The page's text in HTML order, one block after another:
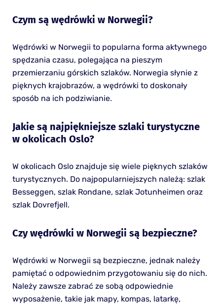
Czym są wędrówki w Norwegii?
Wędrówki w Norwegii to popularna forma aktywnego
spędzania czasu, polegająca na pieszym
przemierzaniu górskich szlaków. Norwegia słynie z
pięknych krajobrazów, a wędrówki to doskonały
sposób na ich podziwianie.
Jakie są najpiękniejsze szlaki turystyczne
w okolicach Oslo?
W okolicach Oslo znajduje się wiele pięknych szlaków
turystycznych. Do najpopularniejszych należą: szlak
Besseggen, szlak Rondane, szlak Jotunheimen oraz
szlak Dovrefjell.
Czy wędrówki w Norwegii są bezpieczne?
Wędrówki w Norwegii są bezpieczne, jednak należy
pamiętać o odpowiednim przygotowaniu się do nich.
Należy zawsze zabrać ze sobą odpowiednie
wyposażenie, takie jak mapy, kompas, latarkę,